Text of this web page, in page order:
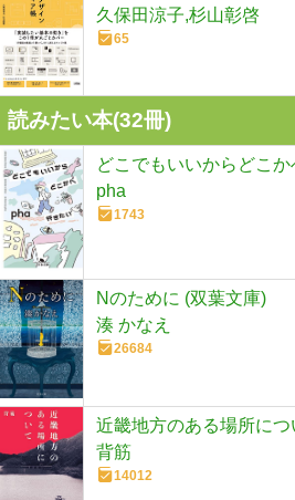
久保田涼子,杉山彰啓
65
読みたい本(32冊)
どこでもいいからどこ
pha
1743
Nのために (双葉文庫)
湊 かなえ
26684
近畿地方のある場所につ
背筋
14012